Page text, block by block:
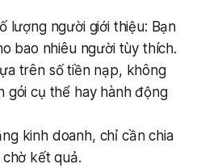
lượng người giới thiệu: Bạn
bao nhiêu người tùy thích.
trên số tiền nạp, không
gói cụ thể hay hành động
kinh doanh, chỉ cần chia
kết quả.